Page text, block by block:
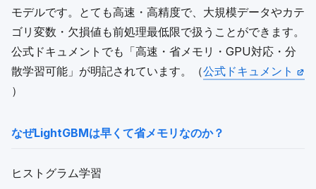
モデルです。とても高速・高精度で、大規模データやカテ
ゴリ変数・欠損値も前処理最低限で扱うことができます。
公式ドキュメントでも「高速・省メモリ・GPU対応・分
散学習可能」が明記されています。（公式ドキュメント
）
なぜLightGBMは早くて省メモリなのか？
ヒストグラム学習